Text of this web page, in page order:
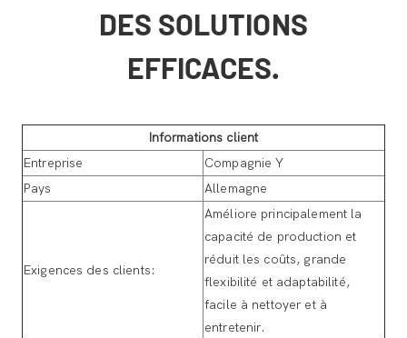
DES SOLUTIONS
EFFICACES.
Informations client
Entreprise
Compagnie Y
Pays
Allemagne
Exigences des clients:
Améliore principalement la
capacité de production et
réduit les coûts, grande
flexibilité et adaptabilité,
facile à nettoyer et à
entretenir.